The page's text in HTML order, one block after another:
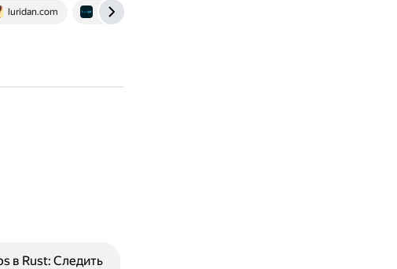
luridan.com iwillplay.ru
в Rust: Следить